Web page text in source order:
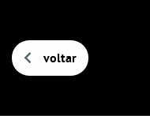
voltar